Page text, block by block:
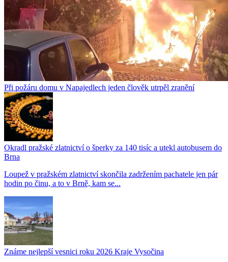
Při požáru domu v Napajedlech jeden člověk utrpěl zranění
Okradl pražské zlatnictví o šperky za 140 tisíc a utekl autobusem do
Brna
Loupež v pražském zlatnictví skončila zadržením pachatele jen pár
hodin po činu, a to v Brně, kam se...
Známe nejlepší vesnici roku 2026 Kraje Vysočina